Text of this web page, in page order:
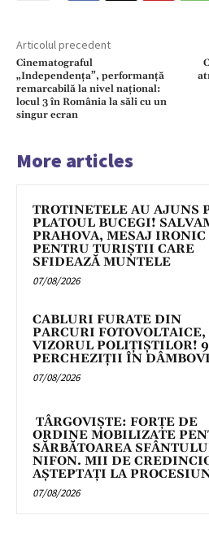
Articolul precedent
Cinematograful
„Independența”, performanță
remarcabilă la nivel național:
locul 3 în România la săli cu un
singur ecran
More articles
TROTINETELE AU AJUNS
PLATOUL BUCEGI!
PRAHOVA, MESAJ IRONIC
PENTRU TURIȘTII CARE
SFIDEAZĂ MUNTELE
07/08/2026
CABLURI FURATE DIN
PARCURI
VIZORUL POLIȚIȘTILOR! 9
PERCHEZIȚII ÎN
07/08/2026
TÂRGOVIȘTE: FORȚE DE
ORDINE MOBILIZATE
SĂRBĂTOAREA
NIFON. MII DE
AȘTEPTAȚI LA
07/08/2026